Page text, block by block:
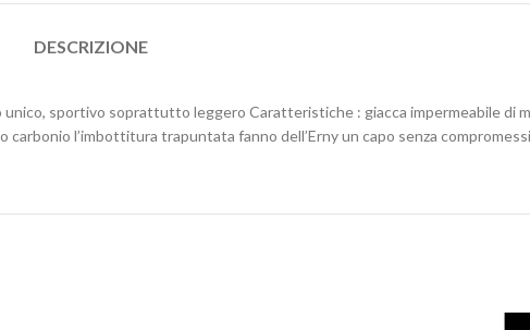
DESCRIZIONE
sportivo soprattutto leggero Caratteristiche : giacca impermeabile di
l’imbottitura trapuntata fanno dell’Erny un capo senza